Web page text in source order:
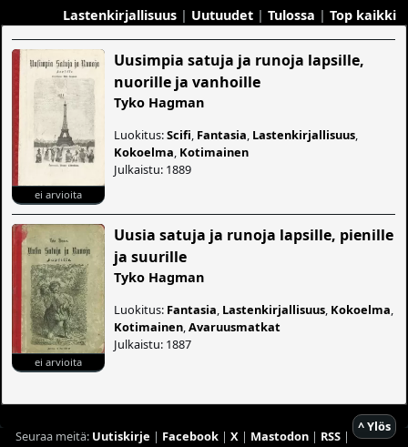
Lastenkirjallisuus| Uutuudet| Tulossa | Top kaikki
ei arvioita
Uusimpia satuja ja runoja lapsille,
nuorille ja vanhoille
Tyko Hagman
Luokitus:Scifi Fantasia Lastenkirjallisuus
Kokoelma Kotimainen
Julkaistu: 1889
ei arvioita
Uusia satuja ja runoja lapsille, pienille
ja suurille
Tyko Hagman
Luokitus: Fantasia Lastenkirjallisuus Kokoelma
Kotimainen ,Avaruusmatkat
Julkaistu: 1887
^ Ylös
Seuraa meitä: Uutiskirje | Facebook| X | Mastodon| RSS|